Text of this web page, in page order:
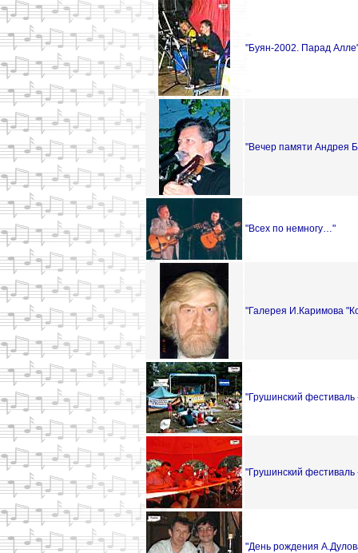
"Буян-2002. Парад
"Вечер памяти Андрея
"Всех по немногу…"
"Галерея И.Каримова
"Грушинский фестиваль
"Грушинский фестиваль
"День рождения